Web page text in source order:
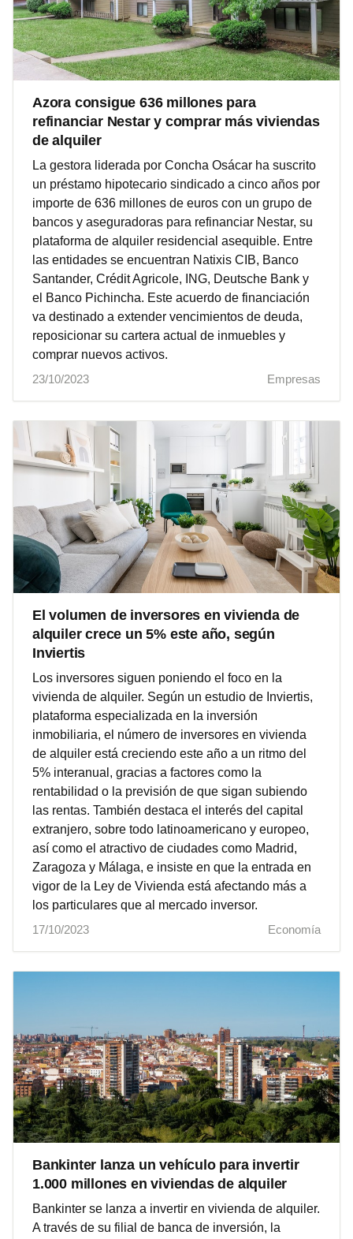
Azora consigue 636 millones para
refinanciar Nestar y comprar más viviendas
de alquiler
La gestora liderada por Concha Osácar ha suscrito
un préstamo hipotecario sindicado a cinco años por
importe de 636 millones de euros con un grupo de
bancos y aseguradoras para refinanciar Nestar, su
plataforma de alquiler residencial asequible. Entre
las entidades se encuentran Natixis CIB, Banco
Santander, Crédit Agricole, ING, Deutsche Bank y
el Banco Pichincha. Este acuerdo de financiación
va destinado a extender vencimientos de deuda,
reposicionar su cartera actual de inmuebles y
comprar nuevos activos.
23/10/2023
Empresas
El volumen de inversores en vivienda de
alquiler crece un 5% este año, según
Inviertis
Los inversores siguen poniendo el foco en la
vivienda de alquiler. Según un estudio de Inviertis,
plataforma especializada en la inversión
inmobiliaria, el número de inversores en vivienda
de alquiler está creciendo este año a un ritmo del
5% interanual, gracias a factores como la
rentabilidad o la previsión de que sigan subiendo
las rentas. También destaca el interés del capital
extranjero, sobre todo latinoamericano y europeo,
así como el atractivo de ciudades como Madrid,
Zaragoza y Málaga, e insiste en que la entrada en
vigor de la Ley de Vivienda está afectando más a
los particulares que al mercado inversor.
17/10/2023
Economía
Bankinter lanza un vehículo para invertir
1.000 millones en viviendas de alquiler
Bankinter se lanza a invertir en vivienda de alquiler.
A través de su filial de banca de inversión, la